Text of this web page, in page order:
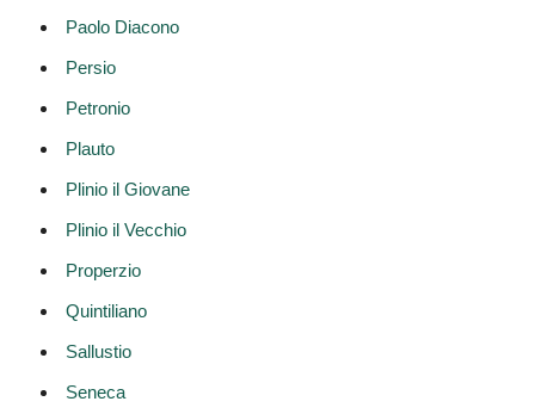
Paolo Diacono
Persio
Petronio
Plauto
Plinio il Giovane
Plinio il Vecchio
Properzio
Quintiliano
Sallustio
Seneca